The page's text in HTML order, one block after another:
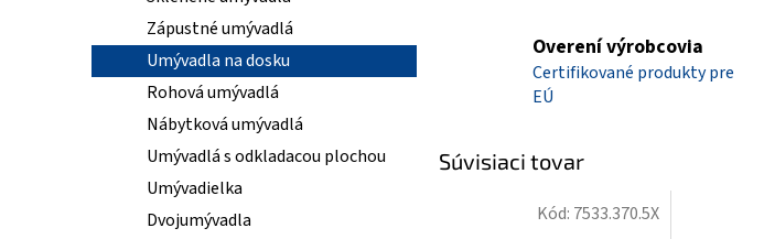
Zápustné umývadlá
Umývadla na dosku
Rohová umývadlá
Nábytková umývadlá
Umývadlá s odkladacou plochou
Umývadielka
Dvojumývadla
Overení výrobcovia
Certifikované produkty pre
EÚ
Súvisiaci tovar
Kód: 7533.370.5X